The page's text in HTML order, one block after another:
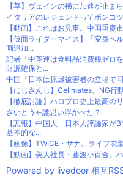
【草】ヴェインの稀に加速が止ま
イタリアのレジェンドってポンコ
【動画】これはお見事。中国重慶
【仮面ライダーマイス】「変身ベ
画追加...
記者「中革連は食料品消費税ゼロ
財源確保と...
中国「日本は原爆被害者の立場で
【にじさんじ】Cellmates、NG行
【徹底討論】ハロプロ史上最高の
さいとう←誰思い浮かべた？
【悲報】中国人「日本人評論家が
基本的な...
【画像】TWICE・サナ、ライブ衣
【動画】美人社長・藤渡小百合、
Powered by livedoor 相互